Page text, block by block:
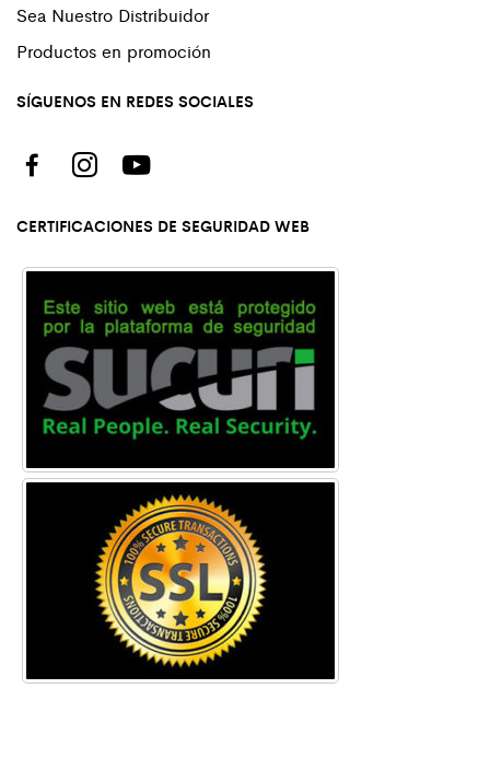
Sea Nuestro Distribuidor
Productos en promoción
SÍGUENOS EN REDES SOCIALES
CERTIFICACIONES DE SEGURIDAD WEB